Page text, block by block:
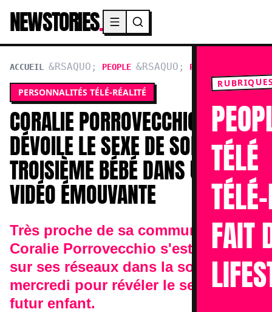
NEWSTORIES.
TÉLÉ
FAIT
ACCUEIL PEOPLE PERSONNALITÉS
PERSONNALITÉS TÉLÉ-RÉALITÉ
CORALIE PORROVECCHIO
DÉVOILE LE SEXE DE SON
TROISIÈME BÉBÉ DANS UNE
VIDÉO ÉMOUVANTE
Très proche de sa communauté,
Coralie Porrovecchio s'est rendue
sur ses réseaux dans la soirée de ce
mercredi pour révéler le sexe de son
futur enfant.